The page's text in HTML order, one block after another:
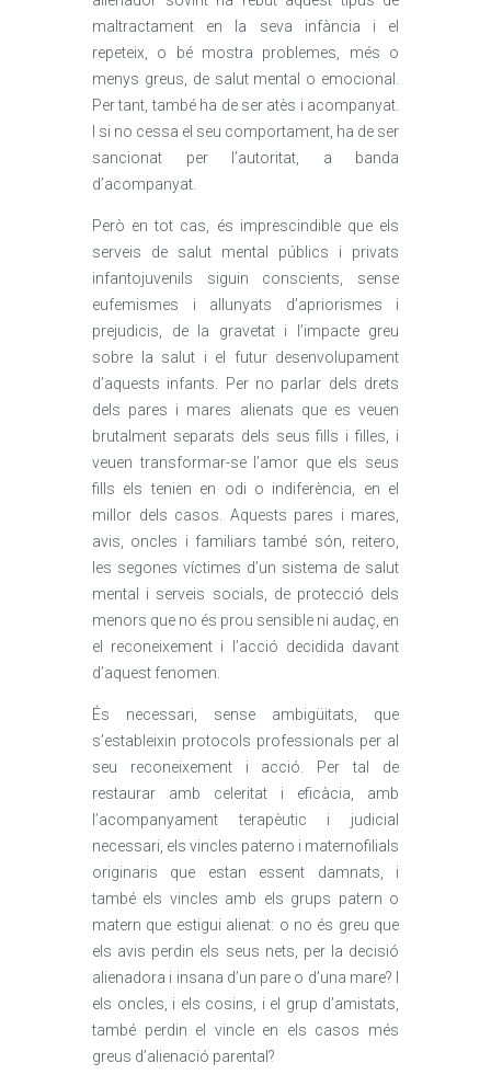
maltractament en la seva infància i el
repeteix, o bé mostra problemes, més o
menys greus, de salut mental o emocional.
Per tant, també ha de ser atès i acompanyat.
I si no cessa el seu comportament, ha de ser
sancionat per l’autoritat, a banda
d’acompanyat.
Però en tot cas, és imprescindible que els
serveis de salut mental públics i privats
infantojuvenils siguin conscients, sense
eufemismes i allunyats d’apriorismes i
prejudicis, de la gravetat i l’impacte greu
sobre la salut i el futur desenvolupament
d’aquests infants. Per no parlar dels drets
dels pares i mares alienats que es veuen
brutalment separats dels seus fills i filles, i
veuen transformar-se l’amor que els seus
fills els tenien en odi o indiferència, en el
millor dels casos. Aquests pares i mares,
avis, oncles i familiars també són, reitero,
les segones víctimes d’un sistema de salut
mental i serveis socials, de protecció dels
menors que no és prou sensible ni audaç, en
el reconeixement i l’acció decidida davant
d’aquest fenomen.
És necessari, sense ambigüitats, que
s’estableixin protocols professionals per al
seu reconeixement i acció. Per tal de
restaurar amb celeritat i eficàcia, amb
l’acompanyament terapèutic i judicial
necessari, els vincles paterno i maternofilials
originaris que estan essent damnats, i
també els vincles amb els grups patern o
matern que estigui alienat: o no és greu que
els avis perdin els seus nets, per la decisió
alienadora i insana d’un pare o d’una mare? I
els oncles, i els cosins, i el grup d’amistats,
també perdin el vincle en els casos més
greus d’alienació parental?